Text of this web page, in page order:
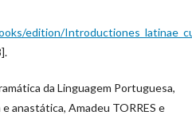
edition/
da Linguagem Portuguesa,
anastática, Amadeu TORRES e